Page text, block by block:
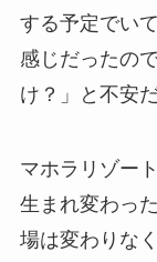
する予定でい
感じだったの
け？」と不安
マホラリゾー
生まれ変わっ
場は変わりな